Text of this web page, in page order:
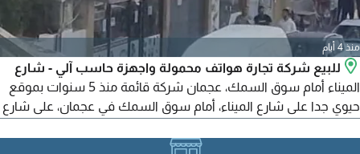
منذ 4 أيام
للبيع شركة تجارة هواتف محمولة واجهزة حاسب آلي - شارع
الميناء أمام سوق السمك، عجمان شركة قائمة منذ 5 سنوات بموقع
حيوي جدا على شارع الميناء، أمام سوق السمك في عجمان، على شارع